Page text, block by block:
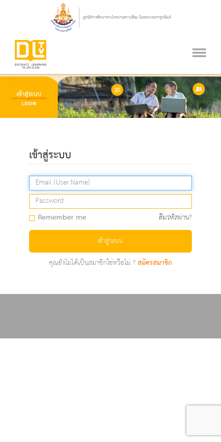
เข้าสู่ระบบ
Remember me ลืมรหัสผ่าน?
เข้าสู่ระบบ
คุณยังไม่ได้เป็นสมาชิกใช่หรือไม่ ?สมัครสมาชิก